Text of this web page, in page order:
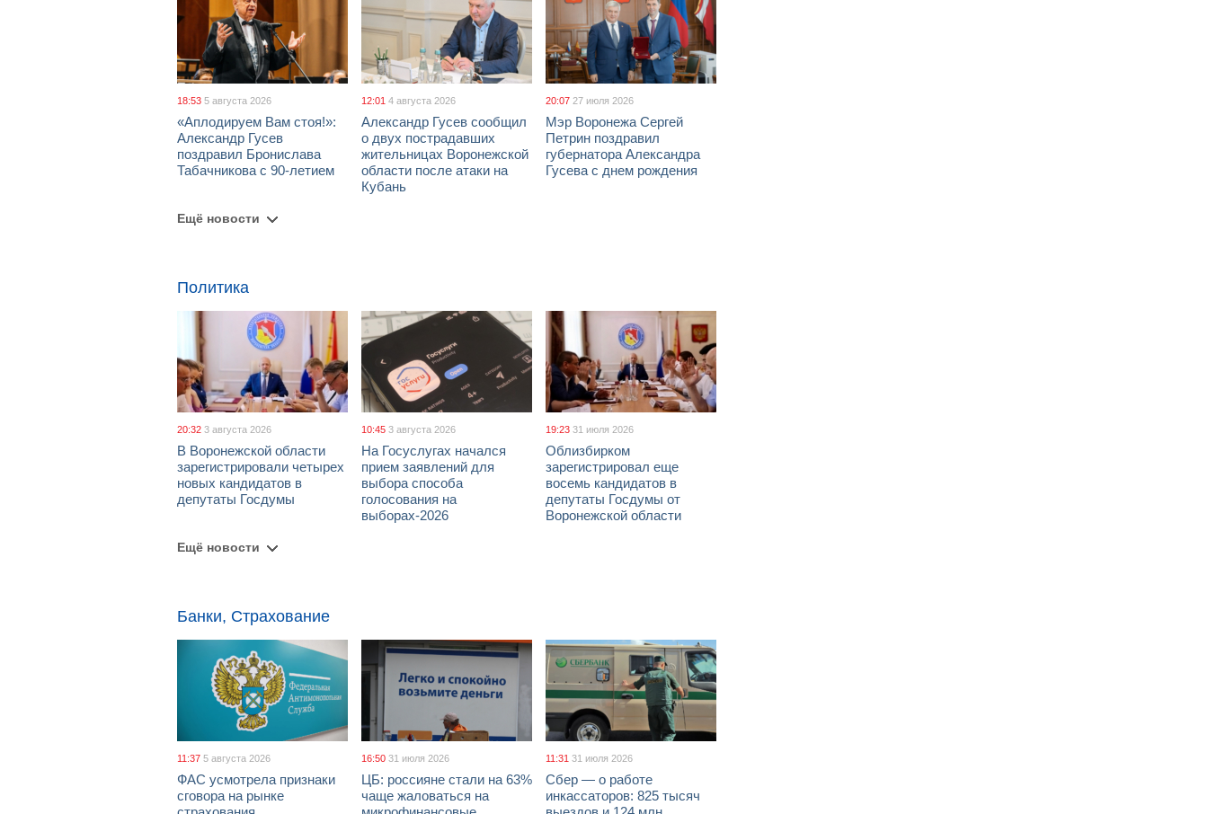
18:53 5 августа 2026
«Аплодируем Вам стоя!»:
Александр Гусев
поздравил Бронислава
Табачникова с 90-летием
12:01 4 августа 2026
Александр Гусев сообщил
о двух пострадавших
жительницах Воронежской
области после атаки на
Кубань
20:07 27 июля 2026
Мэр Воронежа Сергей
Петрин поздравил
губернатора Александра
Гусева с днем рождения
Ещё новости
Политика
20:32 3 августа 2026
В Воронежской области
зарегистрировали четырех
новых кандидатов в
депутаты Госдумы
10:45 3 августа 2026
На Госуслугах начался
прием заявлений для
выбора способа
голосования на
выборах-2026
19:23 31 июля 2026
Облизбирком
зарегистрировал еще
восемь кандидатов в
депутаты Госдумы от
Воронежской области
Ещё новости
Банки, Страхование
11:37 5 августа 2026
ФАС усмотрела признаки
сговора на рынке
16:50 31 июля 2026
ЦБ: россияне стали на 63%
чаще жаловаться на
11:31 31 июля 2026
Сбер — о работе
инкассаторов: 825 тысяч